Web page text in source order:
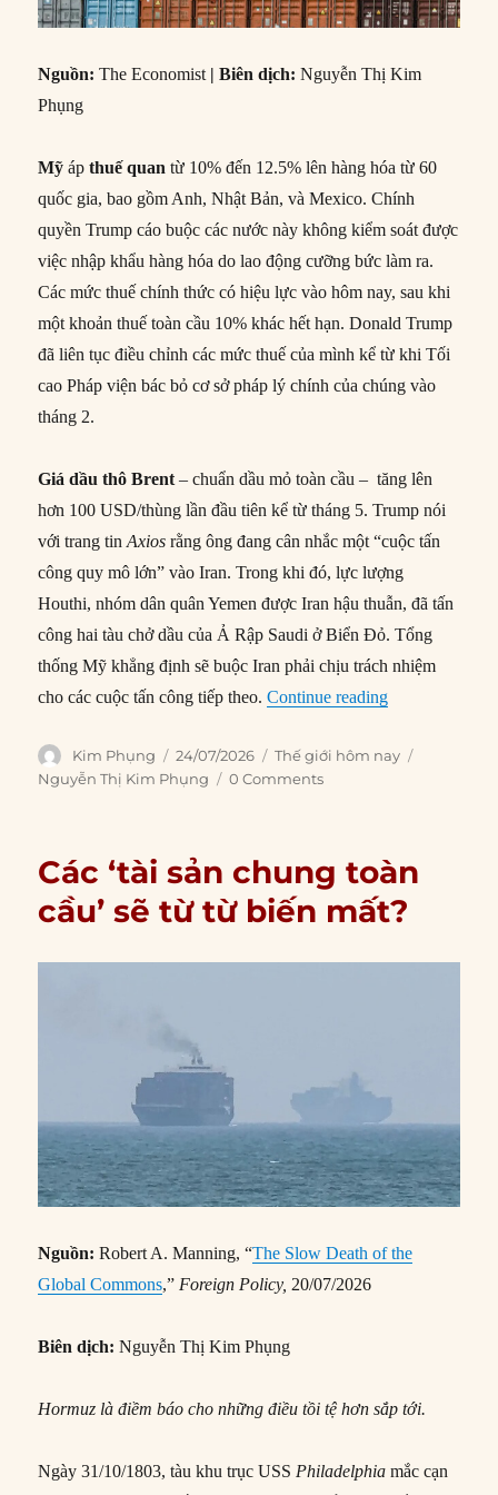
Nguồn:The Economist | Biên dịch:Nguyễn Thị Kim
Phụng
Mỹ ápthuế quan từ 10% đến 12.5% lên hàng hóa từ 60
quốc gia, bao gồm Anh, Nhật Bản, và Mexico. Chính
quyền Trump cáo buộc các nước này không kiểm soát được
việc nhập khẩu hàng hóa do lao động cưỡng bức làm ra.
Các mức thuế chính thức có hiệu lực vào hôm nay, sau khi
một khoản thuế toàn cầu 10% khác hết hạn. Donald Trump
đã liên tục điều chỉnh các mức thuế của mình kể từ khi Tối
cao Pháp viện bác bỏ cơ sở pháp lý chính của chúng vào
tháng 2.
Giá dầu thô Brent – chuẩn dầu mỏ toàn cầu – tăng lên
hơn 100 USD/thùng lần đầu tiên kể từ tháng 5. Trump nói
với trang tinAxios rằng ông đang cân nhắc một “cuộc tấn
công quy mô lớn” vào Iran. Trong khi đó, lực lượng
Houthi, nhóm dân quân Yemen được Iran hậu thuẫn, đã tấn
công hai tàu chở dầu của Ả Rập Saudi ở Biển Đỏ. Tổng
thống Mỹ khẳng định sẽ buộc Iran phải chịu trách nhiệm
cho các cuộc tấn công tiếp theo.Continue reading“Thế giới hôm
Author
Kim Phụng
Posted
on
24/07/2026 Categories
Thế giới hôm nay
Nguyễn Thị Kim Phụng
0 Comments
Các ‘tài sản chung toàn
cầu’ sẽ từ từ biến mất?
Nguồn: Robert A. Manning, “The Slow Death of the
Global Commons,” Foreign Policy, 20/07/2026
Biên dịch:Nguyễn Thị Kim Phụng
Hormuz là điềm báo cho những điều tồi tệ hơn sắp tới.
Ngày 31/10/1803, tàu khu trục USS Philadelphia mắc cạn